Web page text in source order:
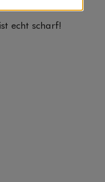
echt scharf!